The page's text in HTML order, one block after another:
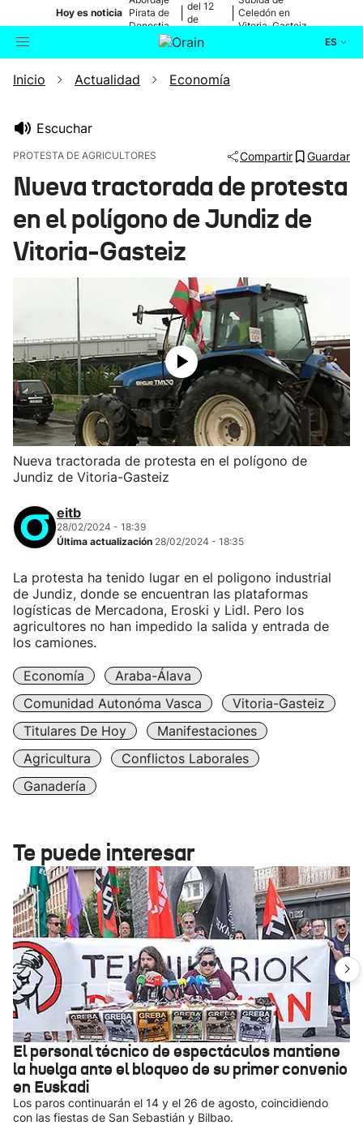
Hoy es noticia Pirata de
Donostia
del 12
de
Celedón en
Vitoria-Gasteiz
ES
Buscador Actualidad
Ikusmiran
Eguraldia
Inicio Actualidad Economía
Escuchar
PROTESTA DE AGRICULTORES Compartir Guardar
Nueva tractorada de protesta
en el polígono de Jundiz de
Vitoria-Gasteiz
Nueva tractorada de protesta en el polígono de
Jundiz de Vitoria-Gasteiz
eitb
28/02/2024 - 18:39
Última actualización 28/02/2024 - 18:35
La protesta ha tenido lugar en el poligono industrial
de Jundiz, donde se encuentran las plataformas
logísticas de Mercadona, Eroski y Lidl. Pero los
agricultores no han impedido la salida y entrada de
los camiones.
Economía
Araba-Álava
Comunidad Autonóma Vasca
Vitoria-Gasteiz
Titulares De Hoy
Manifestaciones
Agricultura
Conflictos Laborales
Ganadería
Te puede interesar
El personal técnico de espectáculos mantiene
la huelga ante el bloqueo de su primer convenio
en Euskadi
Los paros continuarán el 14 y el 26 de agosto, coincidiendo
con las fiestas de San Sebastián y Bilbao.